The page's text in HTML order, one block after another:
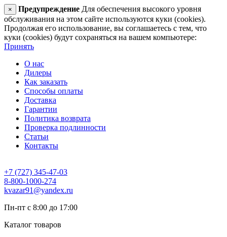
× Предупреждение Для обеспечения высокого уровня
обслуживания на этом сайте используются куки (cookies).
Продолжая его использование, вы соглашаетесь с тем, что
куки (cookies) будут сохраняться на вашем компьютере:
Принять
О нас
Дилеры
Как заказать
Способы оплаты
Доставка
Гарантии
Политика возврата
Проверка подлинности
Статьи
Контакты
+7 (727) 345-47-03
8-800-1000-274
kvazar91@yandex.ru
Пн-пт с 8:00 до 17:00
Каталог товаров